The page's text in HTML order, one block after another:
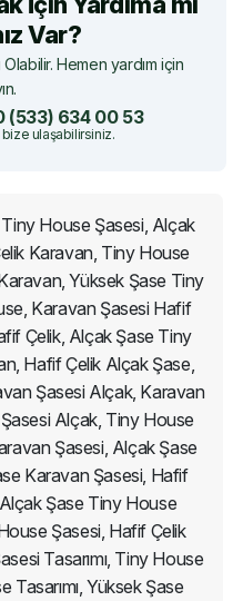
Var?
Olabilir. Hemen yardım için
(533) 634 00 53
ulaşabilirsiniz.
House Şasesi, Alçak
Karavan, Tiny House
Yüksek Şase Tiny
Karavan Şasesi Hafif
Çelik, Alçak Şase Tiny
Hafif Çelik Alçak Şase,
Şasesi Alçak, Karavan
Alçak, Tiny House
Şasesi, Alçak Şase
Karavan Şasesi, Hafif
Şase Tiny House
Şasesi, Hafif Çelik
Tasarımı, Tiny House
Tasarımı, Yüksek Şase